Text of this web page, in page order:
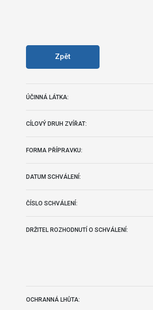
Zpět
ÚČINNÁ LÁTKA:
CÍLOVÝ DRUH ZVÍŘAT:
FORMA PŘÍPRAVKU:
DATUM SCHVÁLENÍ:
ČÍSLO SCHVÁLENÍ:
DRŽITEL ROZHODNUTÍ O SCHVÁLENÍ:
OCHRANNÁ LHŮTA: